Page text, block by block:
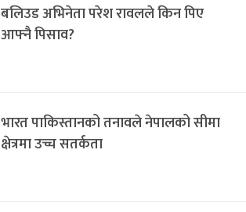
बलिउड अभिनेता परेश रावलले किन पिए
आफ्नै पिसाव?
भारत पाकिस्तानको तनावले नेपालको सीमा
क्षेत्रमा उच्च सतर्कता